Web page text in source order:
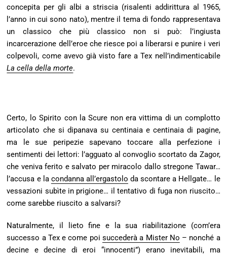
concepita per gli albi a striscia (risalenti addirittura al 1965,
l’anno in cui sono nato), mentre il tema di fondo rappresentava
un classico che più classico non si può: l’ingiusta
incarcerazione dell’eroe che riesce poi a liberarsi e punire i veri
colpevoli, come avevo già visto fare a Tex nell’indimenticabile
La cella della morte.
Certo, lo Spirito con la Scure non era vittima di un complotto
articolato che si dipanava su centinaia e centinaia di pagine,
ma le sue peripezie sapevano toccare alla perfezione i
sentimenti dei lettori: l’agguato al convoglio scortato da Zagor,
che veniva ferito e salvato per miracolo dallo stregone Tawar…
l’accusa e la condanna all’ergastolo da scontare a Hellgate… le
vessazioni subìte in prigione… il tentativo di fuga non riuscito…
come sarebbe riuscito a salvarsi?
Naturalmente, il lieto fine e la sua riabilitazione (com’era
successo a Tex e come poi succederà a Mister No – nonché a
decine e decine di eroi “innocenti”) erano inevitabili, ma